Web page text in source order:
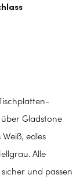
über Gladstone
Weiß, edles
Alle
und passen